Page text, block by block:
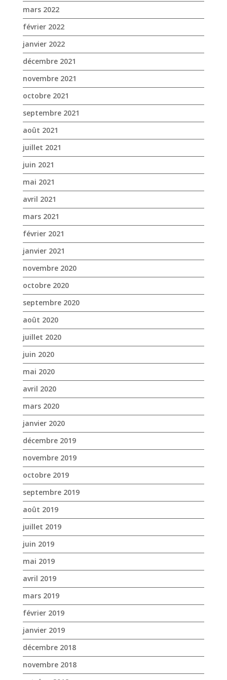
mars 2022
février 2022
janvier 2022
décembre 2021
novembre 2021
octobre 2021
septembre 2021
août 2021
juillet 2021
juin 2021
mai 2021
avril 2021
mars 2021
février 2021
janvier 2021
novembre 2020
octobre 2020
septembre 2020
août 2020
juillet 2020
juin 2020
mai 2020
avril 2020
mars 2020
janvier 2020
décembre 2019
novembre 2019
octobre 2019
septembre 2019
août 2019
juillet 2019
juin 2019
mai 2019
avril 2019
mars 2019
février 2019
janvier 2019
décembre 2018
novembre 2018